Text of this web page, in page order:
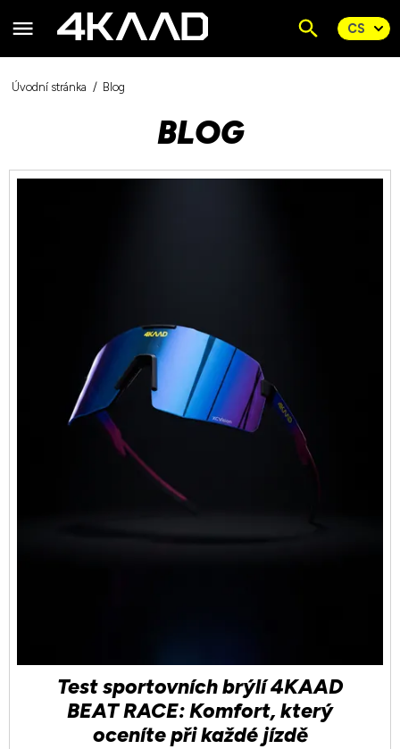
Úvodní stránka Blog
BLOG
Test sportovních brýlí 4KAAD
BEAT RACE: Komfort, který
oceníte při každé jízdě